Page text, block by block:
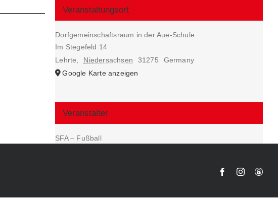
Veranstaltungsort
Dorfgemeinschaftsraum in der Aue-Schule
Im Stegefeld 14
Lehrte
Niedersachsen 31275
Germany
Google Karte anzeigen
Veranstalter
SFA – Fußball
FacebookInstagram
User-